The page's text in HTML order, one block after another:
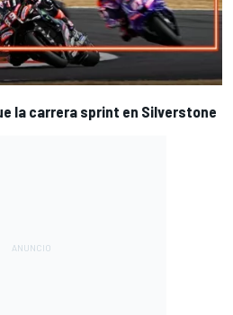
la carrera sprint en Silverstone